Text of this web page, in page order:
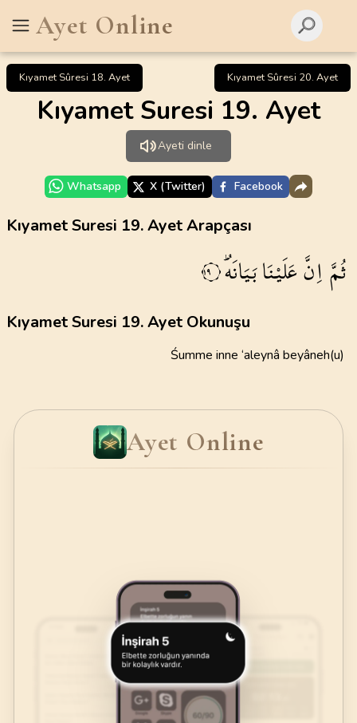
Ayet Online
Kıyamet Sûresi 18. Ayet Kıyamet Sûresi 20. Ayet
Kıyamet Suresi 19. Ayet
Ayeti dinle
Whatsapp X (Twitter) Facebook
Kıyamet Suresi 19. Ayet Arapçası
ثُمَّاِنَّعَلَيْنَابَيَانَهُۜ ١٩
Kıyamet Suresi 19. Ayet Okunuşu
Śumme inne ‘aleynâ beyâneh(u)
Ayet Online